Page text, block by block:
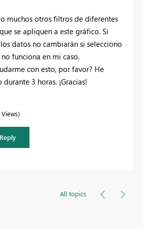
muchos otros filtros de diferentes
se apliquen a este gráfico. Si
datos no cambiarán si selecciono
funciona en mi caso.
con esto, por favor? He
3 horas. ¡Gracias!
Reply
All topics